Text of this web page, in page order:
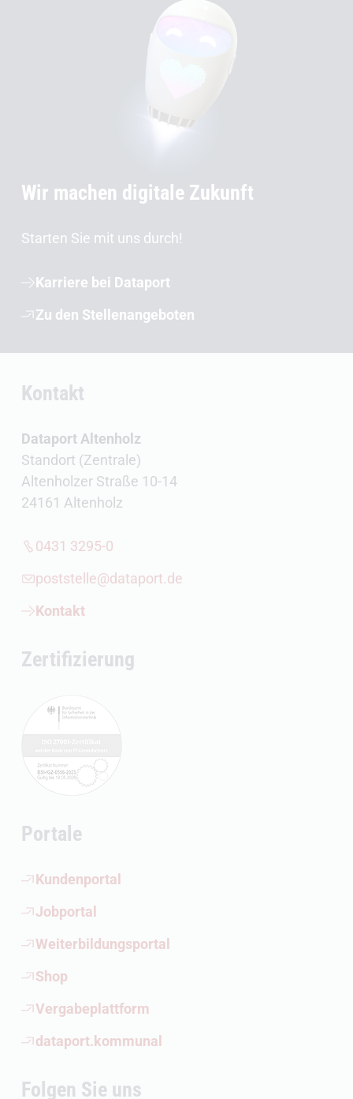
Wir machen digitale Zukunft
Starten Sie mit uns durch!
Karriere bei Dataport
Zu den Stellenangeboten
Kontakt
Dataport Altenholz
Standort (Zentrale)
Altenholzer Straße 10-14
24161 Altenholz
0431 3295-0
poststelle@dataport.de
Kontakt
Zertifizierung
Portale
Kundenportal
(Öffnet externen Link)
Jobportal
(Öffnet externen Link)
Weiterbildungsportal
(Öffnet externen Link)
Shop
(Öffnet externen Link)
Vergabeplattform
(Öffnet externen Link)
dataport.kommunal
(Öffnet externen Link)
Folgen Sie uns